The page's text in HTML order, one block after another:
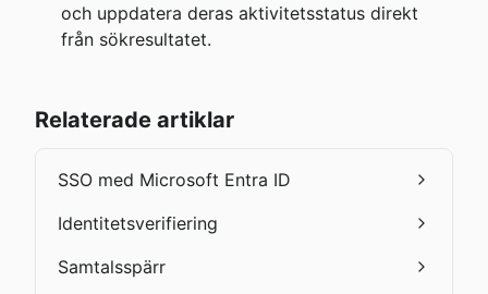
och uppdatera deras aktivitetsstatus direkt
från sökresultatet.
Relaterade artiklar
SSO med Microsoft Entra ID
Identitetsverifiering
Samtalsspärr